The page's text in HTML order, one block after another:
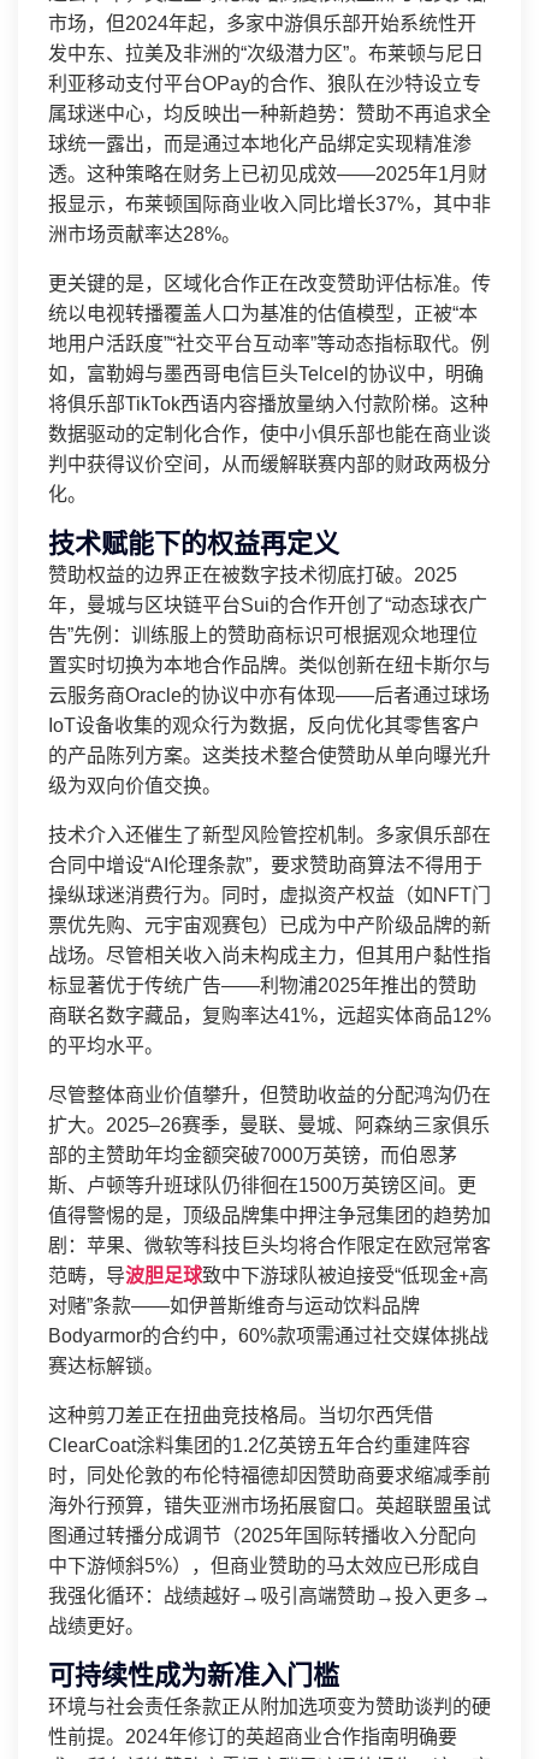
市场，但2024年起，多家中游俱乐部开始系统性开
发中东、拉美及非洲的“次级潜力区”。布莱顿与尼日
利亚移动支付平台OPay的合作、狼队在沙特设立专
属球迷中心，均反映出一种新趋势：赞助不再追求全
球统一露出，而是通过本地化产品绑定实现精准渗
透。这种策略在财务上已初见成效——2025年1月财
报显示，布莱顿国际商业收入同比增长37%，其中非
洲市场贡献率达28%。
更关键的是，区域化合作正在改变赞助评估标准。传
统以电视转播覆盖人口为基准的估值模型，正被“本
地用户活跃度”“社交平台互动率”等动态指标取代。例
如，富勒姆与墨西哥电信巨头Telcel的协议中，明确
将俱乐部TikTok西语内容播放量纳入付款阶梯。这种
数据驱动的定制化合作，使中小俱乐部也能在商业谈
判中获得议价空间，从而缓解联赛内部的财政两极分
化。
技术赋能下的权益再定义
赞助权益的边界正在被数字技术彻底打破。2025
年，曼城与区块链平台Sui的合作开创了“动态球衣广
告”先例：训练服上的赞助商标识可根据观众地理位
置实时切换为本地合作品牌。类似创新在纽卡斯尔与
云服务商Oracle的协议中亦有体现——后者通过球场
IoT设备收集的观众行为数据，反向优化其零售客户
的产品陈列方案。这类技术整合使赞助从单向曝光升
级为双向价值交换。
技术介入还催生了新型风险管控机制。多家俱乐部在
合同中增设“AI伦理条款”，要求赞助商算法不得用于
操纵球迷消费行为。同时，虚拟资产权益（如NFT门
票优先购、元宇宙观赛包）已成为中产阶级品牌的新
战场。尽管相关收入尚未构成主力，但其用户黏性指
标显著优于传统广告——利物浦2025年推出的赞助
商联名数字藏品，复购率达41%，远超实体商品12%
的平均水平。
尽管整体商业价值攀升，但赞助收益的分配鸿沟仍在
扩大。2025–26赛季，曼联、曼城、阿森纳三家俱乐
部的主赞助年均金额突破7000万英镑，而伯恩茅
斯、卢顿等升班球队仍徘徊在1500万英镑区间。更
值得警惕的是，顶级品牌集中押注争冠集团的趋势加
剧：苹果、微软等科技巨头均将合作限定在欧冠常客
范畴，导波胆足球致中下游球队被迫接受“低现金+高
对赌”条款——如伊普斯维奇与运动饮料品牌
Bodyarmor的合约中，60%款项需通过社交媒体挑战
赛达标解锁。
这种剪刀差正在扭曲竞技格局。当切尔西凭借
ClearCoat涂料集团的1.2亿英镑五年合约重建阵容
时，同处伦敦的布伦特福德却因赞助商要求缩减季前
海外行预算，错失亚洲市场拓展窗口。英超联盟虽试
图通过转播分成调节（2025年国际转播收入分配向
中下游倾斜5%），但商业赞助的马太效应已形成自
我强化循环：战绩越好→吸引高端赞助→投入更多→
战绩更好。
可持续性成为新准入门槛
环境与社会责任条款正从附加选项变为赞助谈判的硬
性前提。2024年修订的英超商业合作指南明确要